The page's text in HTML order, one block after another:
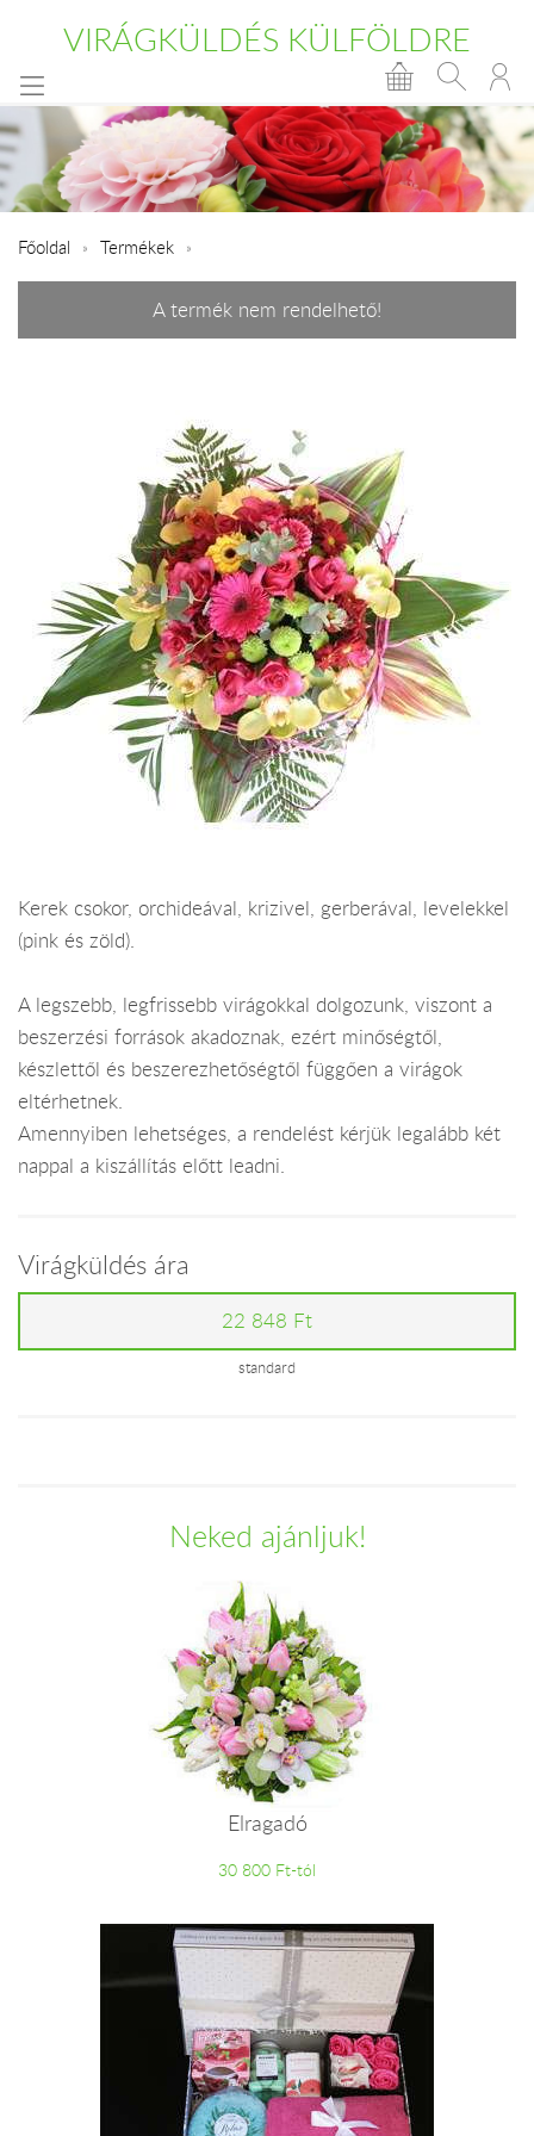
VIRÁGKÜLDÉS KÜLFÖLDRE
Főoldal Termékek
A termék nem rendelhető!
Kerek csokor, orchideával, krizivel, gerberával, levelekkel
(pink és zöld).
A legszebb, legfrissebb virágokkal dolgozunk, viszont a
beszerzési források akadoznak, ezért minőségtől,
készlettől és beszerezhetőségtől függően a virágok
eltérhetnek.
Amennyiben lehetséges, a rendelést kérjük legalább két
nappal a kiszállítás előtt leadni.
Virágküldés ára
22 848 Ft
standard
Neked ajánljuk!
Elragadó
30 800 Ft-tól